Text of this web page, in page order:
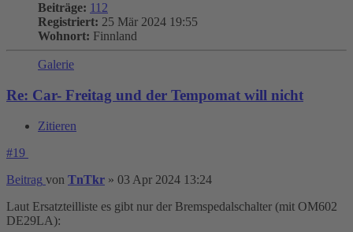
Beiträge: 112
Registriert: 25 Mär 2024 19:55
Wohnort: Finnland
Galerie
Re: Car- Freitag und der Tempomat will nicht
Zitieren
#19
Beitrag von TnTkr » 03 Apr 2024 13:24
Laut Ersatzteilliste es gibt nur der Bremspedalschalter (mit OM602
DE29LA):